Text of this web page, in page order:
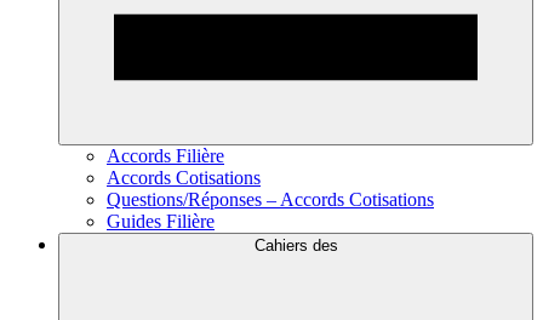
Accords Filière
Accords Cotisations
Questions/Réponses – Accords Cotisations
Guides Filière
Cahiers des